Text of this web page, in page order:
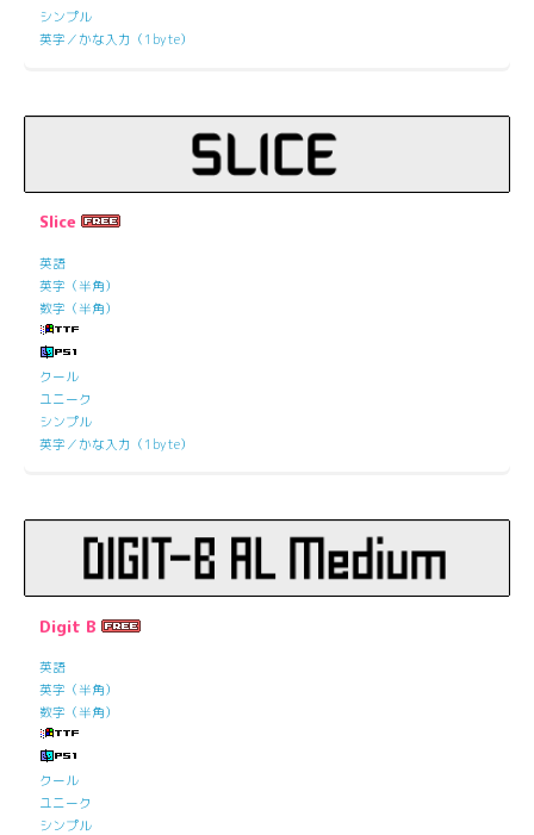
シンプル
英字／かな入力（1byte）
Slice
英語
英字（半角）
数字（半角）
クール
ユニーク
シンプル
英字／かな入力（1byte）
Digit B
英語
英字（半角）
数字（半角）
クール
ユニーク
シンプル